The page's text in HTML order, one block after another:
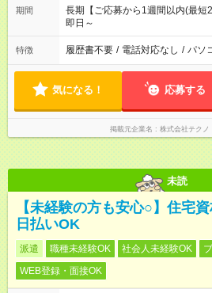
期間
長期【ご応募から1週間以内(最短
即日～
特徴 履歴書不要 / 電話対応なし / パソ
気になる！ 応募する
掲載元企業名 株式会社テクノ
未読
【未経験の方も安心○】住宅
日払いOK
派遣 職種未経験OK 社会人未経験OK
WEB登録・面接OK